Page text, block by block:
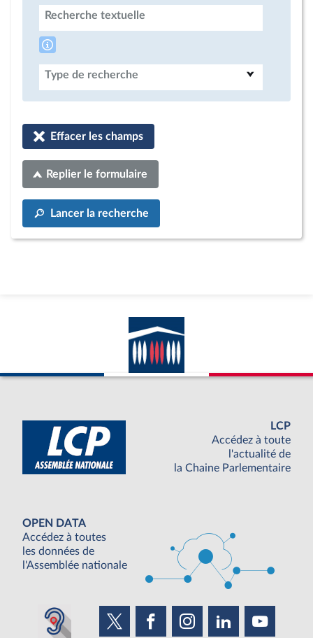
Recherche textuelle
Type de recherche
Effacer les champs
Replier le formulaire
Lancer la recherche
LCP
Accédez à toute
l'actualité de
la Chaine Parlementaire
OPEN DATA
Accédez à toutes
les données de
l'Assemblée nationale